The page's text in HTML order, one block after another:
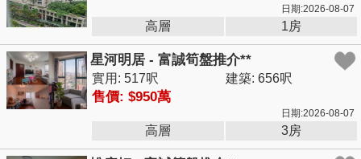
日期:2026-08-07
高層 1房
星河明居 - 富誠筍盤推介**
實用: 517呎 建築: 656呎
售價: $950萬
日期:2026-08-07
高層 3房